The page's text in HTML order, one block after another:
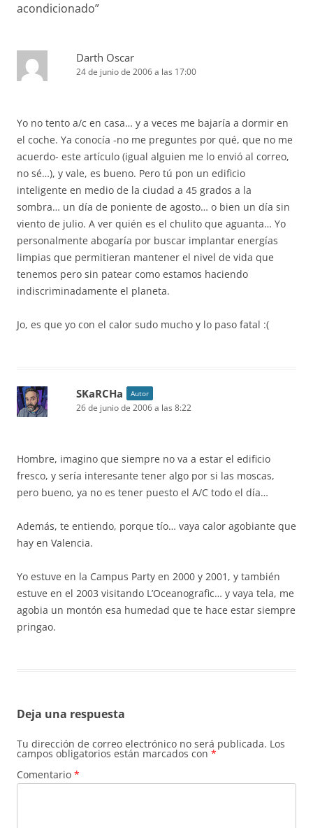
acondicionado”
Darth Oscar
24 de junio de 2006 a las 17:00
Yo no tento a/c en casa… y a veces me bajaría a dormir en
el coche. Ya conocía -no me preguntes por qué, que no me
acuerdo- este artículo (igual alguien me lo envió al correo,
no sé…), y vale, es bueno. Pero tú pon un edificio
inteligente en medio de la ciudad a 45 grados a la
sombra… un día de poniente de agosto… o bien un día sin
viento de julio. A ver quién es el chulito que aguanta… Yo
personalmente abogaría por buscar implantar energías
limpias que permitieran mantener el nivel de vida que
tenemos pero sin patear como estamos haciendo
indiscriminadamente el planeta.
Jo, es que yo con el calor sudo mucho y lo paso fatal :(
SKaRCHa Autor
26 de junio de 2006 a las 8:22
Hombre, imagino que siempre no va a estar el edificio
fresco, y sería interesante tener algo por si las moscas,
pero bueno, ya no es tener puesto el A/C todo el día…
Además, te entiendo, porque tío… vaya calor agobiante que
hay en Valencia.
Yo estuve en la Campus Party en 2000 y 2001, y también
estuve en el 2003 visitando L’Oceanografic… y vaya tela, me
agobia un montón esa humedad que te hace estar siempre
pringao.
Deja una respuesta
Tu dirección de correo electrónico no será publicada. Los
campos obligatorios están marcados con *
Comentario *